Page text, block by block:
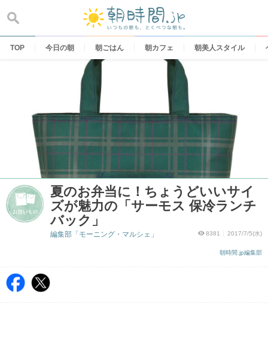
content
TOP 今日の朝 朝ごはん 朝カフェ 朝美人スタイル
夏のお弁当に！ちょうどいいサイ
ズが魅力の「サーモス 保冷ランチ
バック」
8381 2017/7/5(水)
朝時間.jp編集部
編集部「モーニング・マルシェ」